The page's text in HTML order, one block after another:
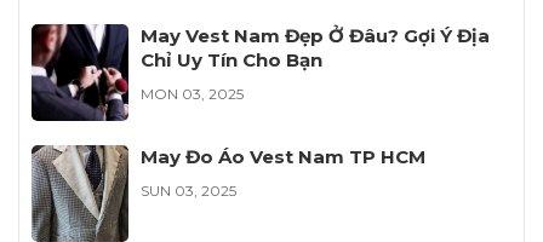
May Vest Nam Đẹp Ở Đâu? Gợi Ý Địa
Chỉ Uy Tín Cho Bạn
MON 03, 2025
May Đo Áo Vest Nam TP HCM
SUN 03, 2025